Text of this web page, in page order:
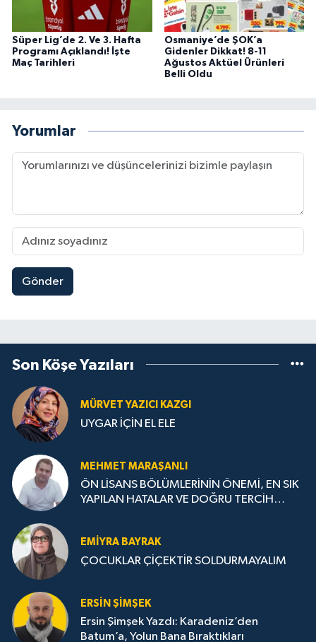
Süper Lig’de 2. Ve 3. Hafta
Programı Açıklandı! İşte
Maç Tarihleri
Osmaniye’de ŞOK’a
Gidenler Dikkat! 8-11
Ağustos Aktüel Ürünleri
Belli Oldu
Yorumlar
Gönder
Son Köşe Yazıları
MÜRVET YAZICI KAZGI
UYGAR İÇİN EL ELE
MEHMET MARAŞANLI
ÖN LİSANS BÖLÜMLERİNİN ÖNEMİ, EN SIK
YAPILAN HATALAR VE DOĞRU TERCİH
EMIYRA BAYRAK
ÇOCUKLAR ÇİÇEKTİR SOLDURMAYALIM
ERSIN ŞIMŞEK
Ersin Şimşek Yazdı: Karadeniz’den
Batum’a, Yolun Bana Bıraktıkları